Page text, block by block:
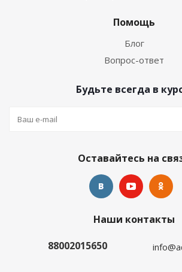
Помощь
Блог
Вопрос-ответ
Будьте всегда в
Оставайтесь на
Наши контакты
88002015650